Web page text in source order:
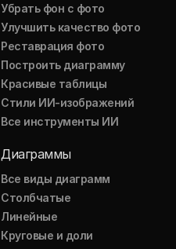
Убрать фон с фото
Улучшить качество фото
Реставрация фото
Построить диаграмму
Красивые таблицы
Стили ИИ-изображений
Все инструменты ИИ
Диаграммы
Все виды диаграмм
Столбчатые
Линейные
Круговые и доли